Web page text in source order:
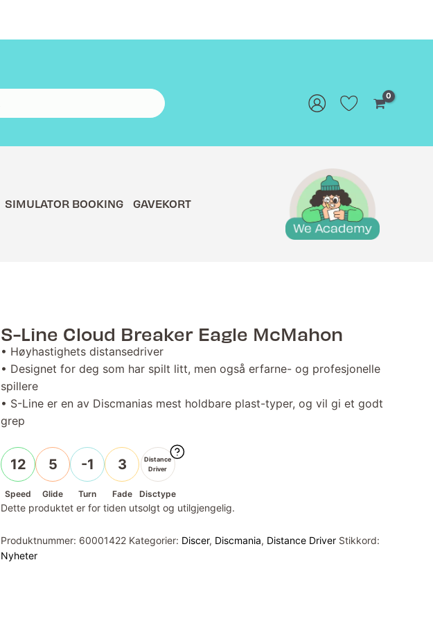
SIMULATOR BOOKING GAVEKORT
S-Line Cloud Breaker Eagle McMahon
• Høyhastighets distansedriver
• Designet for deg som har spilt litt, men også erfarne- og profesjonelle
spillere
• S-Line er en av Discmanias mest holdbare plast-typer, og vil gi et godt
grep
12
Speed
5
Glide
-1
Turn
3
Fade
Distance
Driver
Disctype
Dette produktet er for tiden utsolgt og utilgjengelig.
Produktnummer: 60001422 Kategorier: Discer, Discmania, Distance Driver Stikkord:
Nyheter